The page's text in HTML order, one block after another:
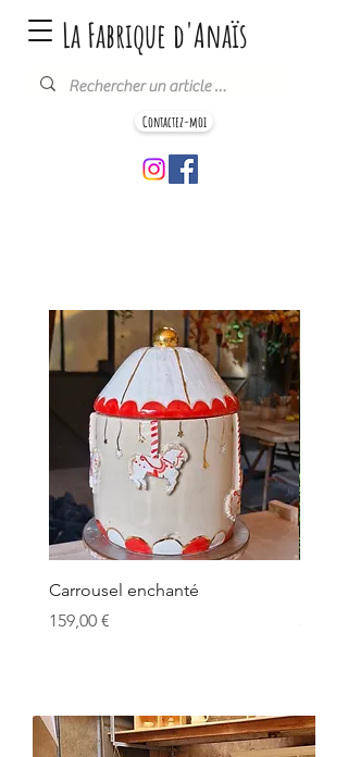
Contactez-moi
La Fabrique d'Anaïs
Carrousel enchanté
Prix
159,00 €